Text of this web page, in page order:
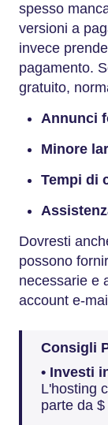
spesso
versioni a
invece
pagamento.
gratuito,
Annunci
Minore
Tempi di
Dovresti
possono
necessarie e
account e-
Consigli
• Investi
L'hosting
parte da